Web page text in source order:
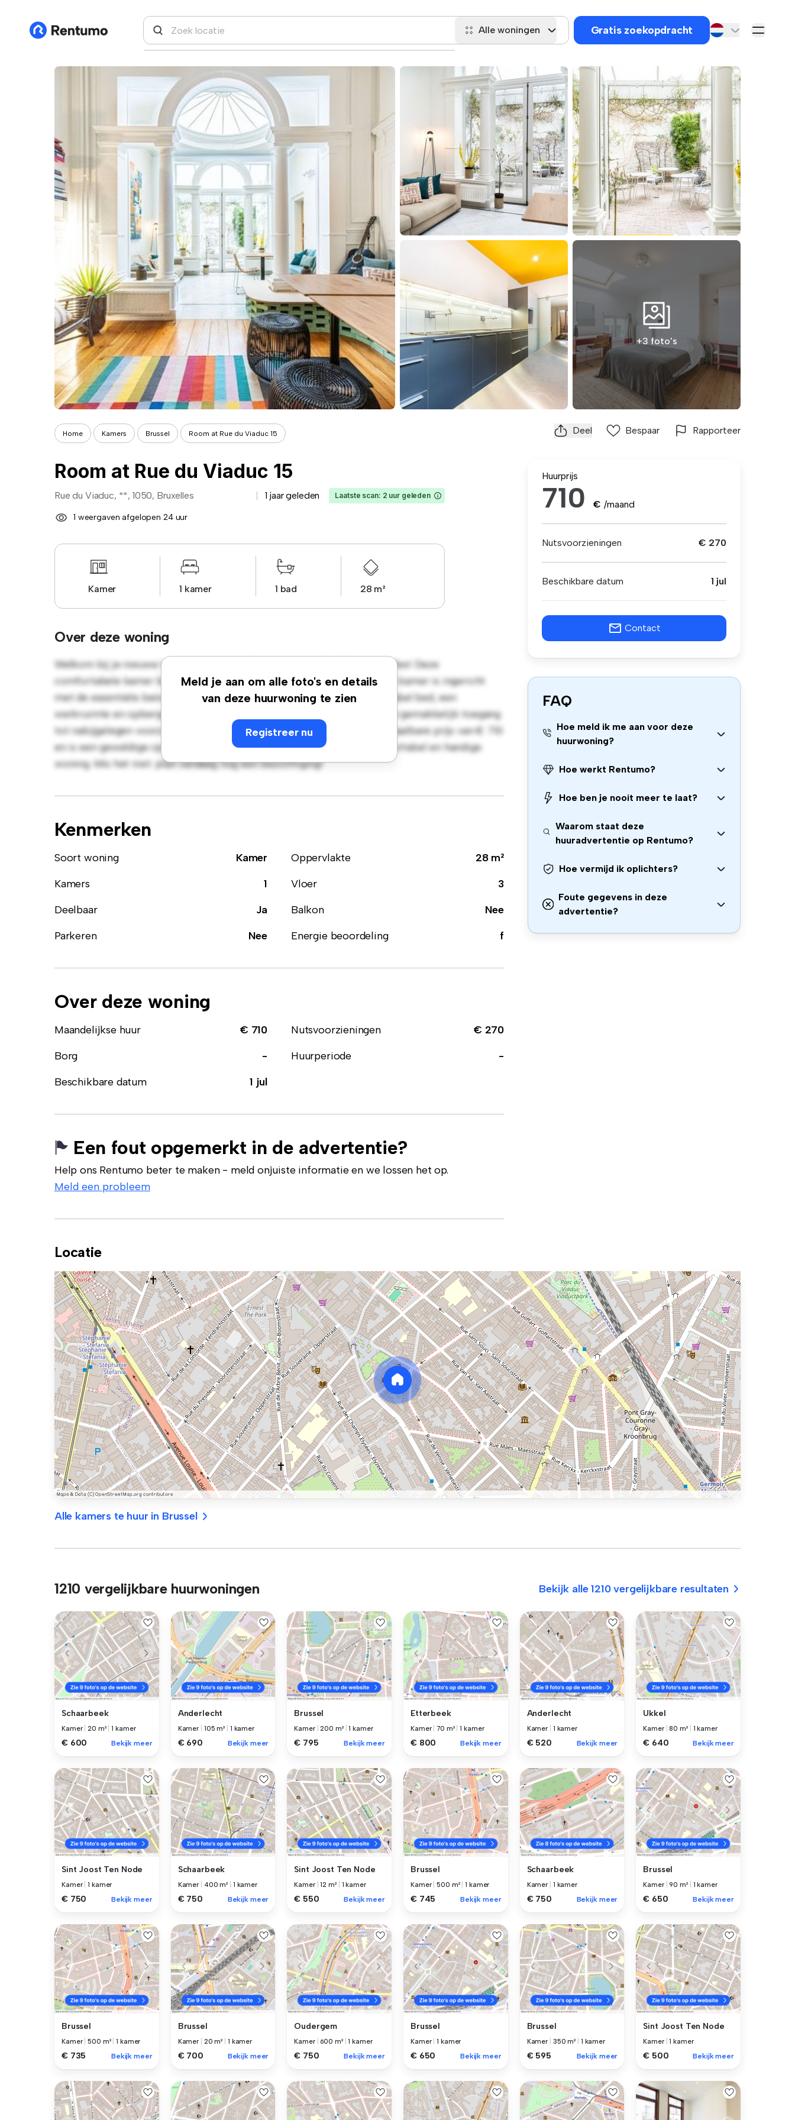
Alle woningen Gratis zoekopdracht
+3 foto's
Home Kamers Brussel Room at Rue du Viaduc 15 Deel Bespaar Rapporteer
Room at Rue du Viaduc 15
Rue du Viaduc, **, 1050, Bruxelles 1 jaar geleden Laatste scan: 2 uur geleden
1 weergaven afgelopen 24 uur
Kamer 1 kamer 1 bad 28 m²
Over deze woning
Meld je aan om alle foto's en details
van deze huurwoning te zien
Registreer nu
Welkom bij je nieuwe toevluchtsoord in Rue du Viaduc, 15, 1050, Bruxelles! Deze
comfortabele kamer biedt een rustige en persoonlijke leefruimte. Deze kamer is ingericht
met de essentiële benodigdheden voor je gemak en biedt een comfortabel bed, een
werkruimte en opbergmogelijkheden. Dankzij de gunstige ligging heb je gemakkelijk toegang
tot nabijgelegen voorzieningen en attracties. Deze kamer heeft een betaalbare prijs van € 710
en is een geweldige optie voor mensen die op zoek zijn naar een comfortabel en handige
woning. Mis het niet: plan vandaag nog een bezichtiging!
Kenmerken
Soort woning Kamer Oppervlakte
28 m²
Kamers
1 Vloer
3
Deelbaar
Ja Balkon
Nee
Parkeren
Nee Energie beoordeling f
Over deze woning
Maandelijkse huur € 710 Nutsvoorzieningen
€ 270
Borg
- Huurperiode
-
Beschikbare datum
1 jul
Een fout opgemerkt in de advertentie?
Help ons Rentumo beter te maken - meld onjuiste informatie en we lossen het op.
Meld een probleem
Huurprijs
710 € /maand
Nutsvoorzieningen € 270
Beschikbare datum 1 jul
Contact
FAQ
Hoe meld ik me aan voor deze
huurwoning?
Hoe werkt Rentumo?
Hoe ben je nooit meer te laat?
Waarom staat deze
huuradvertentie op Rentumo?
Hoe vermijd ik oplichters?
Foute gegevens in deze
advertentie?
Locatie
Alle kamers te huur in Brussel
1210 vergelijkbare huurwoningen Bekijk alle 1210 vergelijkbare resultaten
Schaarbeek
Kamer 20 m² |1 kamer
€ 600 Bekijk meer
Anderlecht
Kamer 105 m² 1 kamer
€ 690 Bekijk meer
Brussel
Kamer 200 m² |1 kamer
€ 795 Bekijk meer
Etterbeek
Kamer |70 m² |1 kamer
€ 800 Bekijk meer
Anderlecht
Kamer 1 kamer
€ 520 Bekijk meer
Ukkel
Kamer |80 m² 1 kamer
€ 640 Bekijk meer
Sint Joost Ten Node
Kamer |1 kamer
€ 750 Bekijk meer
Schaarbeek
Kamer 400 m² 1 kamer
€ 750 Bekijk meer
Sint Joost Ten Node
Kamer |12 m² 1 kamer
€ 550 Bekijk meer
Brussel
Kamer |500 m² |1 kamer
€ 745 Bekijk meer
Schaarbeek
Kamer 1 kamer
€ 750 Bekijk meer
Brussel
Kamer |90 m² 1 kamer
€ 650 Bekijk meer
Brussel
Kamer |500 m² |1 kamer
€ 735 Bekijk meer
Brussel
Kamer 20 m² 1 kamer
€ 700 Bekijk meer
Oudergem
Kamer 600 m² |1 kamer
€ 750 Bekijk meer
Brussel
Kamer |1 kamer
€ 650 Bekijk meer
Brussel
Kamer 350 m² 1 kamer
€ 595 Bekijk meer
Sint Joost Ten Node
Kamer |1 kamer
€ 500 Bekijk meer